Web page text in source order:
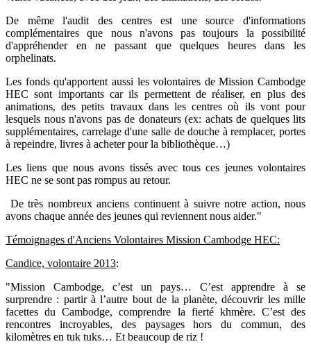
De même l'audit des centres est une source d'informations
complémentaires que nous n'avons pas toujours la possibilité
d'appréhender en ne passant que quelques heures dans les
orphelinats.
Les fonds qu'apportent aussi les volontaires de Mission Cambodge
HEC sont importants car ils permettent de réaliser, en plus des
animations, des petits travaux dans les centres où ils vont pour
lesquels nous n'avons pas de donateurs (ex: achats de quelques lits
supplémentaires, carrelage d'une salle de douche à remplacer, portes
à repeindre, livres à acheter pour la bibliothèque…)
Les liens que nous avons tissés avec tous ces jeunes volontaires
HEC ne se sont pas rompus au retour.
De très nombreux anciens continuent à suivre notre action, nous
avons chaque année des jeunes qui reviennent nous aider."
Témoignages d'Anciens Volontaires Mission Cambodge HEC:
Candice, volontaire 2013:
"Mission Cambodge, c’est un pays… C’est apprendre à se
surprendre : partir à l’autre bout de la planète, découvrir les mille
facettes du Cambodge, comprendre la fierté khmère. C’est des
rencontres incroyables, des paysages hors du commun, des
kilomètres en tuk tuks… Et beaucoup de riz !